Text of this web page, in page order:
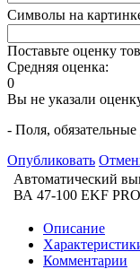
Символы на
Поставьте оценку
Средняя оценка:
0
Вы не указали
- Поля,
Опубликовать
Автоматический
ВА 47-100 EKF
Описание
Комментарии